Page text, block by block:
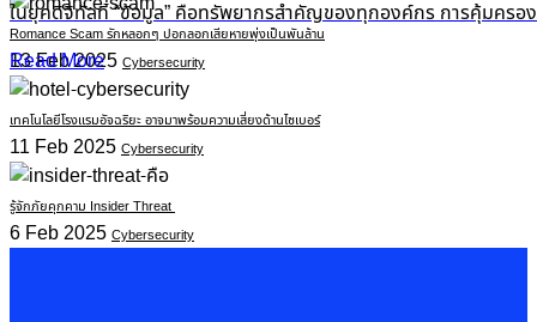
ในยุคดิจิทัลที่ “ข้อมูล” คือทรัพยากรสำคัญของทุกองค์กร การคุ้มครอ
Read More
Romance Scam รักหลอกๆ ปอกลอกเสียหายพุ่งเป็นพันล้าน
13 Feb 2025 Cybersecurity
เทคโนโลยีโรงแรมอัจฉริยะ อาจมาพร้อมความเสี่ยงด้านไซเบอร์
11 Feb 2025 Cybersecurity
รู้จักภัยคุกคาม Insider Threat
6 Feb 2025 Cybersecurity